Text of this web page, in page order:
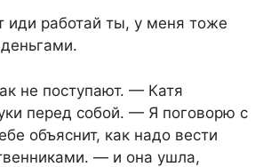
иди работай ты, у меня тоже
не поступают. — Катя
перед собой. — Я поговорю с
объяснит, как надо вести
— и она ушла,